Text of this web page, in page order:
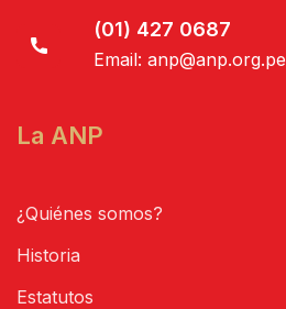
(01) 427 0687
Email: anp@anp.org.pe
La ANP
¿Quiénes somos?
Historia
Estatutos